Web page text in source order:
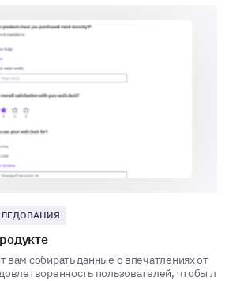
Features
Events
вам собирать данные о впечатлениях от
пользователей, чтобы л